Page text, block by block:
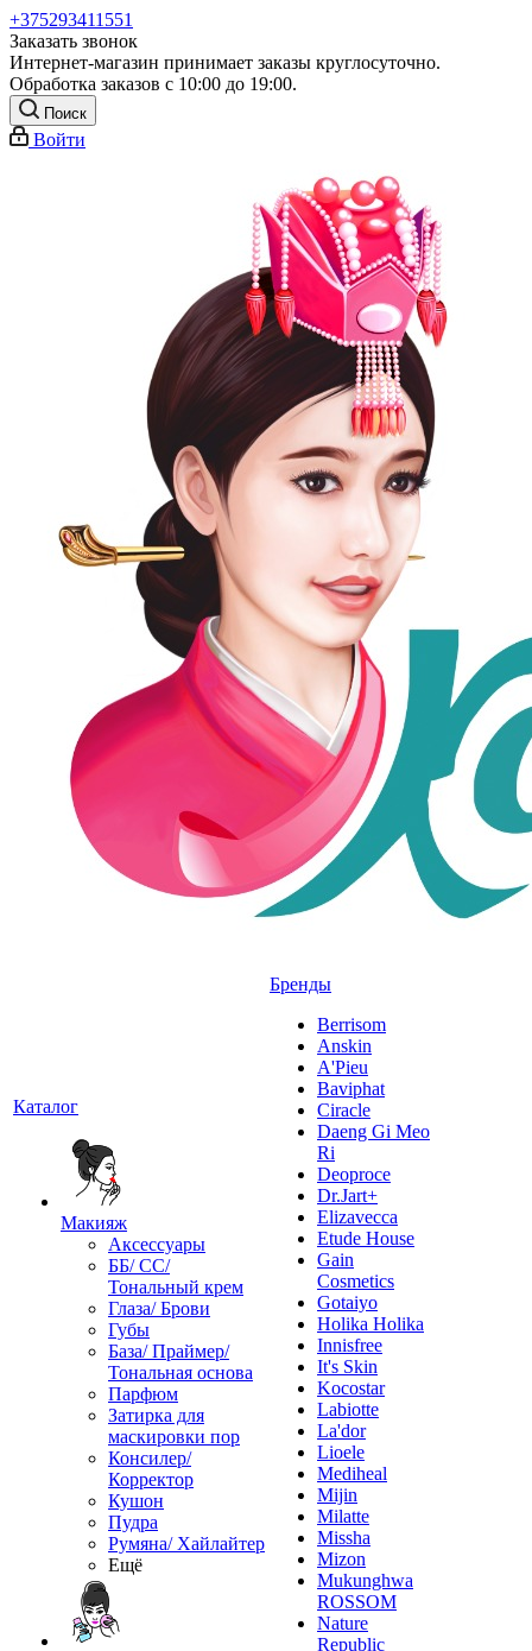
+375293411551
Заказать звонок
Интернет-магазин принимает заказы круглосуточно.
Обработка заказов с 10:00 до 19:00.
Поиск
Войти
Каталог
Макияж
Аксессуары
ББ/ СС/
Тональный крем
Глаза/ Брови
Губы
База/ Праймер/
Тональная основа
Парфюм
Затирка для
маскировки пор
Консилер/
Корректор
Кушон
Пудра
Румяна/ Хайлайтер
Ещё
Бренды
Berrisom
Anskin
A'Pieu
Baviphat
Ciracle
Daeng Gi Meo
Ri
Deoproce
Dr.Jart+
Elizavecca
Etude House
Gain
Cosmetics
Gotaiyo
Holika Holika
Innisfree
It's Skin
Kocostar
Labiotte
La'dor
Lioele
Mediheal
Mijin
Milatte
Missha
Mizon
Mukunghwa
ROSSOM
Nature
Republic